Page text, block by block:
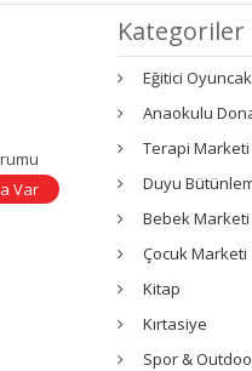
Var
Kategoriler
Eğitici Oyuncak
Anaokulu
Terapi Marketi
Duyu
Bebek Marketi
Çocuk Marketi
Kitap
Kırtasiye
Spor &